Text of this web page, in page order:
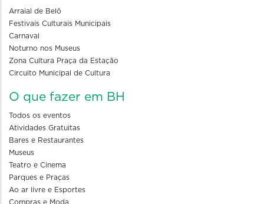
Arraial de Belô
Festivais Culturais Municipais
Carnaval
Noturno nos Museus
Zona Cultura Praça da Estação
Circuito Municipal de Cultura
O que fazer em BH
Todos os eventos
Atividades Gratuitas
Bares e Restaurantes
Museus
Teatro e Cinema
Parques e Praças
Ao ar livre e Esportes
Compras e Moda